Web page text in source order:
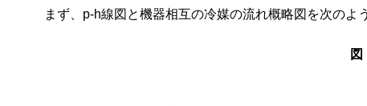
まず、p-h線図と機器相互の冷媒の流れ概略図を次のよ